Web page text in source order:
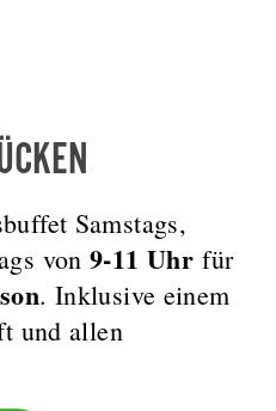
Samstags,
von9-11 Uhr für
. Inklusive einem
und allen